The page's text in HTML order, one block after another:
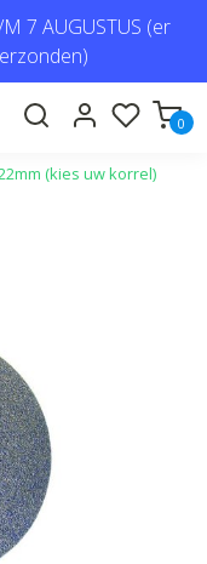
7 AUGUSTUS (er
0
(kies uw korrel)